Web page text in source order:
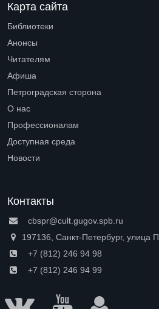
Карта сайта
Библиотеки
Анонсы
Читателям
Афиша
Петроградская сторона
О нас
Профессионалам
Доступная среда
Новости
Контакты
cbspr@cult.gugov.spb.ru
197136, Санкт-Петербург, улица
+7 (812) 246 94 98
+7 (812) 246 94 99